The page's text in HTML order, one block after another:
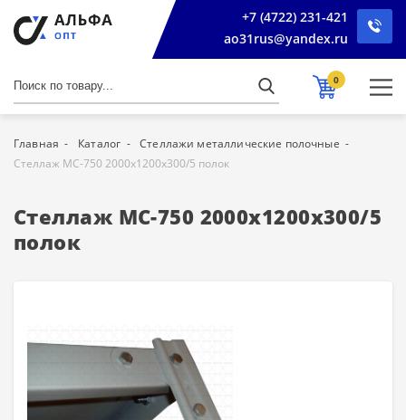
+7 (4722) 231-421
ao31rus@yandex.ru
0
Главная Каталог
Стеллажи металлические полочные
Стеллаж МС-750 2000х1200х300/5 полок
Стеллаж МС-750 2000х1200х300/5
полок